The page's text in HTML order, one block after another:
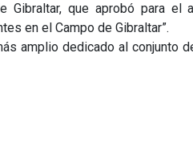
Gibraltar, que aprobó para
en el Campo de Gibraltar”.
amplio dedicado al conjunto